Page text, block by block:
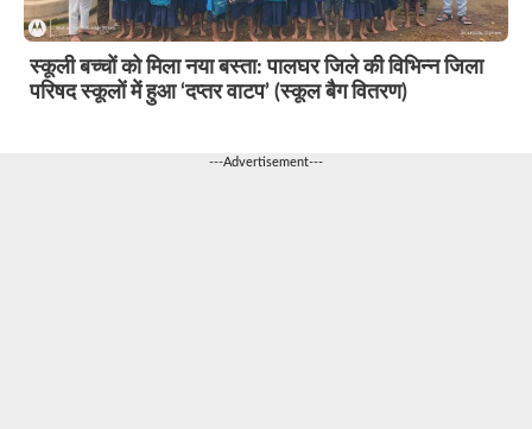
स्कूली बच्चों को मिला नया बस्ता: पालघर जिले की विभिन्न जिला
परिषद स्कूलों में हुआ ‘दप्तर वाटप’ (स्कूल बैग वितरण)
---Advertisement---